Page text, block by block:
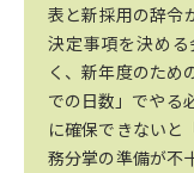
表と新採用の辞令
決定事項を決め
く、新年度のため
での日数」でやる
に確保できないと
務分掌の準備が不